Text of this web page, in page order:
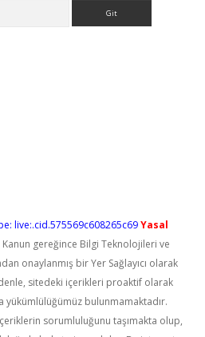
live:.cid.575569c608265c69Yasal
Kanun gereğince Bilgi Teknolojileri ve
onaylanmış bir Yer Sağlayıcı olarak
sitedeki içerikleri proaktif olarak
yükümlülüğümüz bulunmamaktadır.
sorumluluğunu taşımakta olup,